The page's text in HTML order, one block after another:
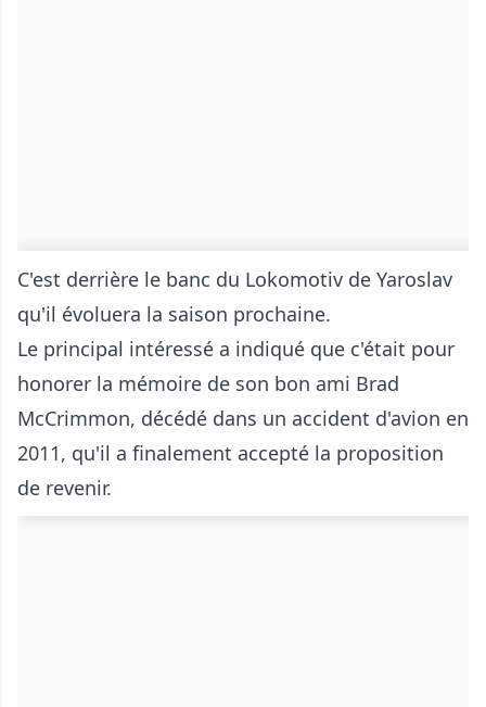
C'est derrière le banc du Lokomotiv de Yaroslav
qu'il évoluera la saison prochaine.
Le principal intéressé a indiqué que c'était pour
honorer la mémoire de son bon ami Brad
McCrimmon, décédé dans un accident d'avion en
2011, qu'il a finalement accepté la proposition
de revenir.